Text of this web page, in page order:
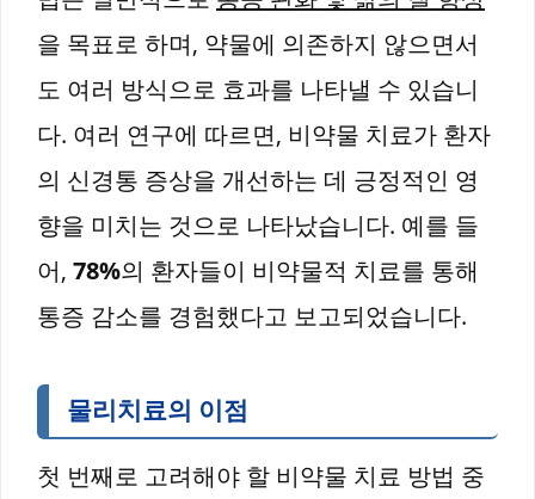
을 목표로 하며, 약물에 의존하지 않으면서
도 여러 방식으로 효과를 나타낼 수 있습니
다. 여러 연구에 따르면, 비약물 치료가 환자
의 신경통 증상을 개선하는 데 긍정적인 영
향을 미치는 것으로 나타났습니다. 예를 들
어, 78%의 환자들이 비약물적 치료를 통해
통증 감소를 경험했다고 보고되었습니다.
물리치료의 이점
첫 번째로 고려해야 할 비약물 치료 방법 중